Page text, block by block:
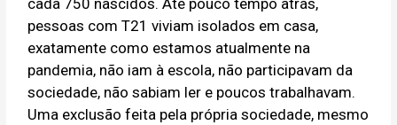
cada 750 nascidos. Até pouco tempo atrás,
pessoas com T21 viviam isolados em casa,
exatamente como estamos atualmente na
pandemia, não iam à escola, não participavam da
sociedade, não sabiam ler e poucos trabalhavam.
Uma exclusão feita pela própria sociedade, mesmo